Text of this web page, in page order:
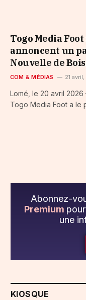
Togo Media
annoncent un
Nouvelle de
COM & MÉDIAS 21
Lomé, le 20 avril 2026
Togo Media Foot a le
Abonnez-
Premium
une
KIOSQUE